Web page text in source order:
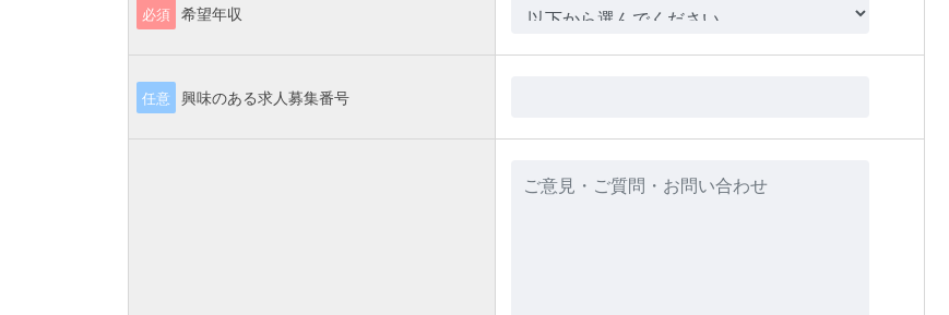
必須 希望年収
任意 興味のある求人募集番号